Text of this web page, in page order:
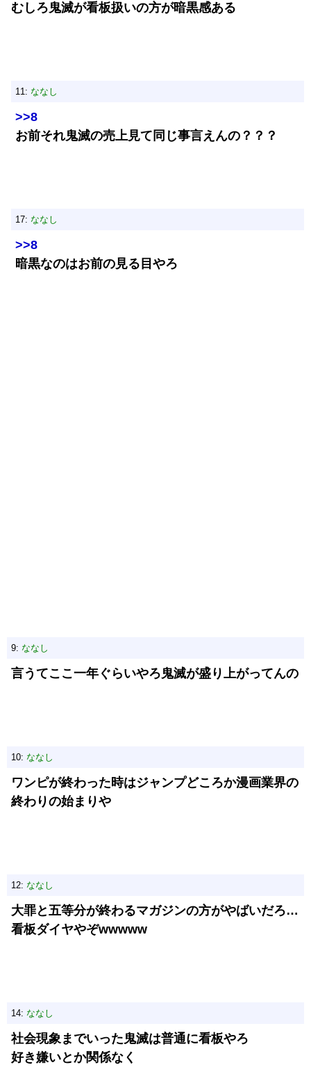
むしろ鬼滅が看板扱いの方が暗黒感ある
11: ななし
>>8
お前それ鬼滅の売上見て同じ事言えんの？？？
17: ななし
>>8
暗黒なのはお前の見る目やろ
9: ななし
言うてここ一年ぐらいやろ鬼滅が盛り上がってんの
10: ななし
ワンピが終わった時はジャンプどころか漫画業界の
終わりの始まりや
12: ななし
大罪と五等分が終わるマガジンの方がやばいだろ…
看板ダイヤやぞwwwww
14: ななし
社会現象までいった鬼滅は普通に看板やろ
好き嫌いとか関係なく